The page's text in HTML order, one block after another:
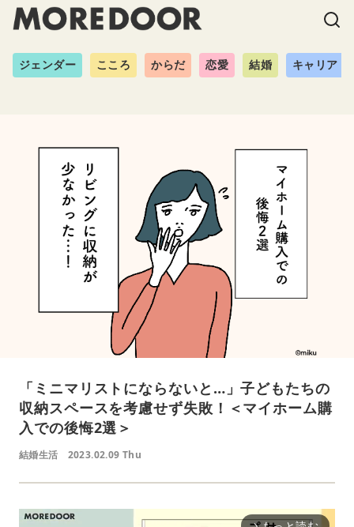
ジェンダー こころ からだ 恋愛 結婚 キャリア
「ミニマリストにならないと…」子どもたちの
収納スペースを考慮せず失敗！＜マイホーム購
入での後悔2選＞
結婚生活 2023.02.09 Thu